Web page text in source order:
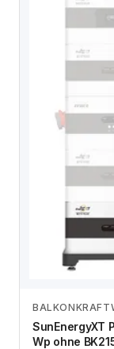
SunEnergyXT
Wp ohne